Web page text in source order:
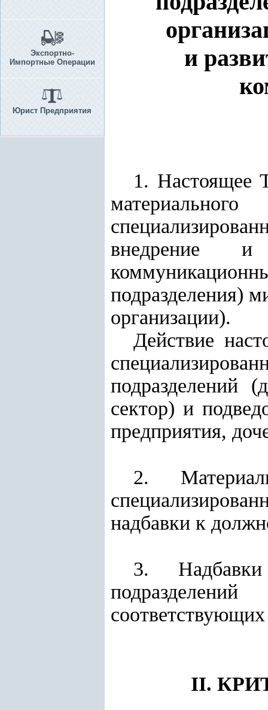
Экспортно-
Импортные Операции
Юрист Предприятия
и
1. Настоящее
внедрение и
подразделения)
организации).
Действие
подразделений
сектор) и
предприятия,
2.
надбавки к
3. Надбавки
II.